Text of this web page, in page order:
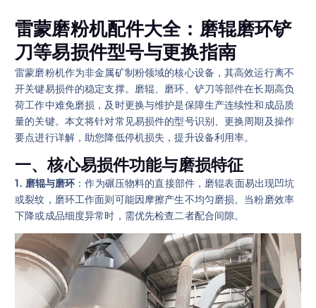
雷蒙磨粉机配件大全：磨辊磨环铲
刀等易损件型号与更换指南
雷蒙磨粉机作为非金属矿制粉领域的核心设备，其高效运行离不
开关键易损件的稳定支撑。磨辊、磨环、铲刀等部件在长期高负
荷工作中难免磨损，及时更换与维护是保障生产连续性和成品质
量的关键。本文将针对常见易损件的型号识别、更换周期及操作
要点进行详解，助您降低停机损失，提升设备利用率。
一、核心易损件功能与磨损特征
1. 磨辊与磨环 ：作为碾压物料的直接部件，磨辊表面易出现凹坑
或裂纹，磨环工作面则可能因摩擦产生不均匀磨损。当粉磨效率
下降或成品细度异常时，需优先检查二者配合间隙。